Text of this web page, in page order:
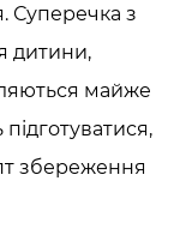
Суперечка з
дитини,
майже
збереження